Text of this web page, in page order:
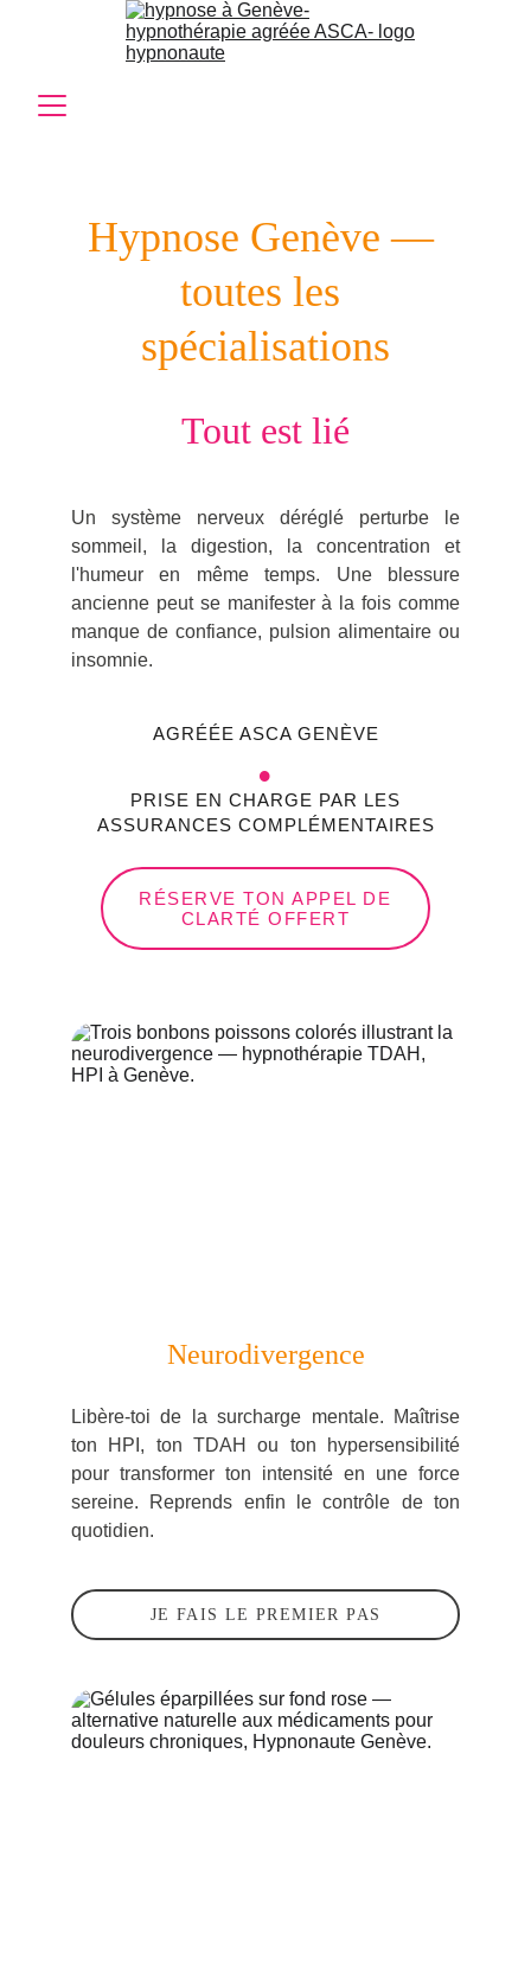
Hypnose Genève —
toutes les
spécialisations
Un système nerveux déréglé perturbe le
sommeil, la digestion, la concentration et
l'humeur en même temps. Une blessure
ancienne peut se manifester à la fois comme
manque de confiance, pulsion alimentaire ou
insomnie.
Tout est lié
Neurodivergence
Libère-toi de la surcharge mentale. Maîtrise
ton HPI, ton TDAH ou ton hypersensibilité
pour transformer ton intensité en une force
sereine. Reprends enfin le contrôle de ton
quotidien.
JE FAIS LE PREMIER PAS